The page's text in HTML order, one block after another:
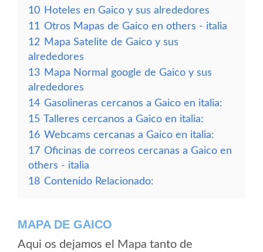
10 Hoteles en Gaico y sus alrededores
11 Otros Mapas de Gaico en others - italia
12 Mapa Satelite de Gaico y sus
alrededores
13 Mapa Normal google de Gaico y sus
alrededores
14 Gasolineras cercanos a Gaico en italia:
15 Talleres cercanos a Gaico en italia:
16 Webcams cercanas a Gaico en italia:
17 Oficinas de correos cercanas a Gaico en
others - italia
18 Contenido Relacionado:
MAPA DE GAICO
Aqui os dejamos el Mapa tanto de